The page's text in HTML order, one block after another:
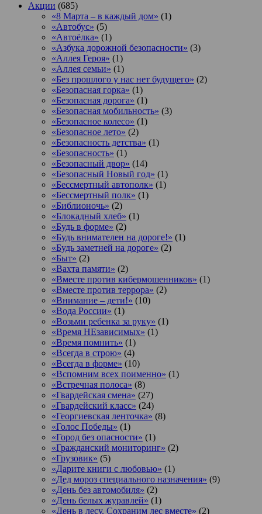
Акции (685)
«8 Марта – в каждый дом» (1)
«Автобус» (5)
«Автоёлка» (1)
«Азбука дорожной безопасности» (3)
«Аллея Героя» (1)
«Аллея семьи» (1)
«Без прошлого у нас нет будущего» (2)
«Безопасная горка» (1)
«Безопасная дорога» (1)
«Безопасная мобильность» (3)
«Безопасное колесо» (1)
«Безопасное лето» (2)
«Безопасность детства» (1)
«Безопасность» (1)
«Безопасный двор» (14)
«Безопасный Новый год» (1)
«Бессмертный автополк» (1)
«Бессмертный полк» (1)
«Библионочь» (2)
«Блокадный хлеб» (1)
«Будь в форме» (2)
«Будь внимателен на дороге!» (1)
«Будь заметней на дороге» (2)
«Быт» (2)
«Вахта памяти» (2)
«Вместе против кибермошенников» (1)
«Вместе против террора» (2)
«Внимание – дети!» (10)
«Вода России» (1)
«Возьми ребенка за руку» (1)
«Время НЕзависимых» (1)
«Время помнить» (1)
«Всегда в строю» (4)
«Всегда в форме» (10)
«Вспомним всех поименно» (1)
«Встречная полоса» (8)
«Гвардейская смена» (27)
«Гвардейский класс» (24)
«Георгиевская ленточка» (8)
«Голос Победы» (1)
«Город без опасности» (1)
«Гражданский мониторинг» (2)
«Грузовик» (5)
«Дарите книги с любовью» (1)
«Дед мороз специального назначения» (9)
«День без автомобиля» (2)
«День белых журавлей» (1)
«День в лесу. Сохраним лес вместе» (2)